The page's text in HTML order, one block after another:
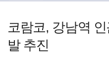
코람코, 강남역
발 추진